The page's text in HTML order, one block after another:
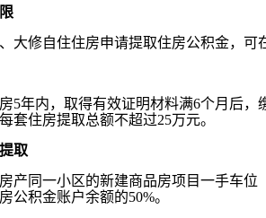
修自住住房申请提取住房公积金，可
内，取得有效证明材料满6个月后，
套住房提取总额不超过25万元。
取
同一小区的新建商品房项目一手车位
公积金账户余额的50%。